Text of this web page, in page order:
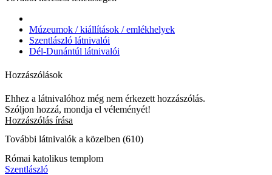
Múzeumok / kiállítások / emlékhelyek
Szentlászló látnivalói
Dél-Dunántúl látnivalói
Hozzászólások
Ehhez a látnivalóhoz még nem érkezett hozzászólás.
Szóljon hozzá, mondja el véleményét!
Hozzászólás írása
További látnivalók a közelben (610)
Római katolikus templom
Szentlászló